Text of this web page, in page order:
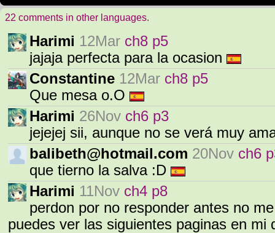
22 comments in other languages.
Harimi 12Mar ch8 p5
jajaja perfecta para la ocasion
Constantine 12Mar ch8 p5
Que mesa o.O
Harimi 26Nov ch6 p3
jejejej sii, aunque no se verá muy
balibeth@hotmail.com 20Nov ch6
que tierno la salva :D
Harimi 11Nov ch4 p8
perdon por no responder antes no
puedes ver las siguientes paginas en